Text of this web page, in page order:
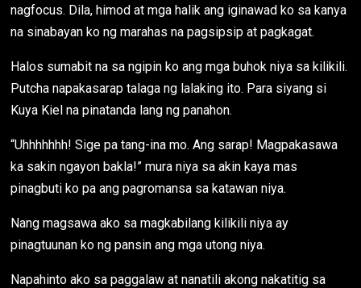
nagfocus. Dila, himod at mga halik ang iginawad ko sa kanya
na sinabayan ko ng marahas na pagsipsip at pagkagat.
Halos sumabit na sa ngipin ko ang mga buhok niya sa kilikili.
Putcha napakasarap talaga ng lalaking ito. Para siyang si
Kuya Kiel na pinatanda lang ng panahon.
“Uhhhhhhh! Sige pa tang-ina mo. Ang sarap! Magpakasawa
ka sakin ngayon bakla!” mura niya sa akin kaya mas
pinagbuti ko pa ang pagromansa sa katawan niya.
Nang magsawa ako sa magkabilang kilikili niya ay
pinagtuunan ko ng pansin ang mga utong niya.
Napahinto ako sa paggalaw at nanatili akong nakatitig sa